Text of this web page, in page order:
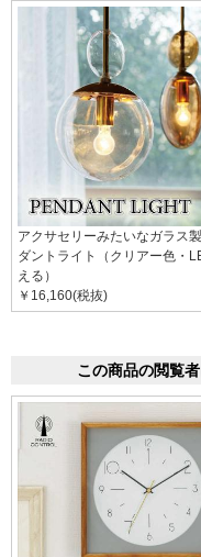
アクサセリーみたいなガラス
ダントライト（クリアー色・
える）
￥16,160(税抜)
この商品の閲覧